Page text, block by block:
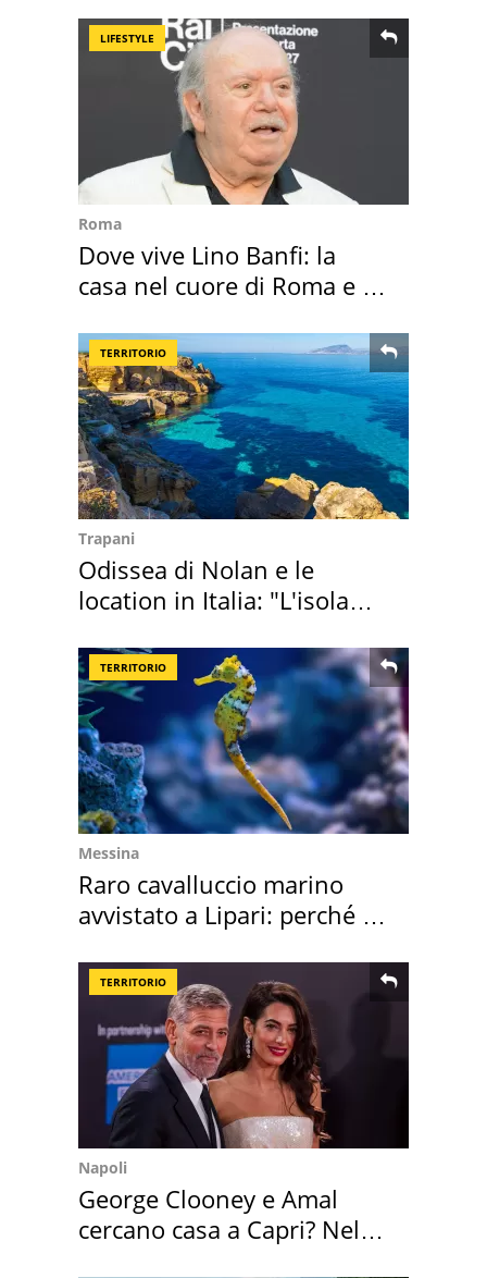
LIFESTYLE
Roma
Dove vive Lino Banfi: la
casa nel cuore di Roma e i
TERRITORIO
Trapani
Odissea di Nolan e le
location in Italia: "L'isola
TERRITORIO
Messina
Raro cavalluccio marino
avvistato a Lipari: perché è
TERRITORIO
Napoli
George Clooney e Amal
cercano casa a Capri? Nel